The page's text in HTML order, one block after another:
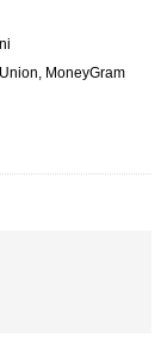
MoneyGram